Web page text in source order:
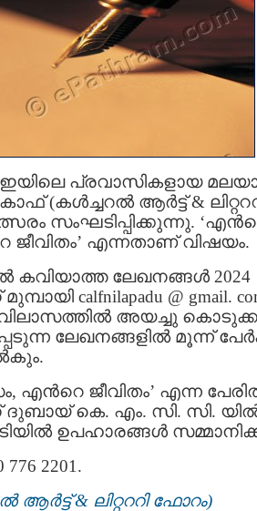
പ്രവാസികളായ
(കൾച്ചറൽ ആർട്ട് &
സംഘടിപ്പിക്കുന്നു.
എന്നതാണ് വിഷയം.
ലേഖനങ്ങള്‍ 2024
calfnilapadu @ gmail.
അയച്ചു
ലേഖനങ്ങളില്‍ മൂന്ന്
എന്‍റെ ജീവിതം’ എന്ന
ദുബായ് കെ. എം. സി. സി.
ഉപഹാരങ്ങള്‍
2201.
& ലിറ്റററി ഫോറം)